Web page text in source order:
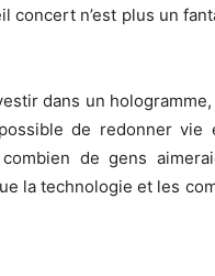
concert n’est plus un
dans un
de redonner
de gens
la technologie et les